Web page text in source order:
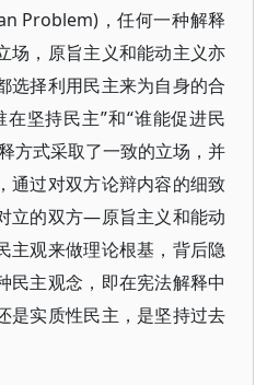
Problem)，任何一种解释
场，原旨主义和能动主义亦
选择利用民主来为自身的合
坚持民主”和“谁能促进民
方式采取了一致的立场，并
通过对双方论辩内容的细致
立的双方—原旨主义和能动
观来做理论根基，背后隐
民主观念，即在宪法解释中
是实质性民主，是坚持过去